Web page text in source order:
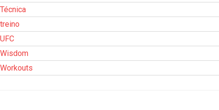
Técnica
treino
UFC
Wisdom
Workouts